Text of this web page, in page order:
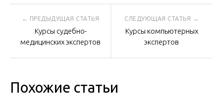
Навигация
по
Курсы судебно-
медицинских экспертов
Курсы компьютерных
экспертов
Похожие статьи